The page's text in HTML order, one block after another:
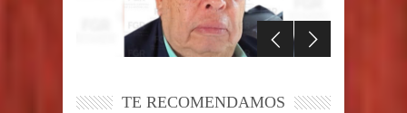
TE RECOMENDAMOS